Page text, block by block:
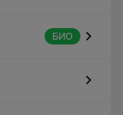
БИО